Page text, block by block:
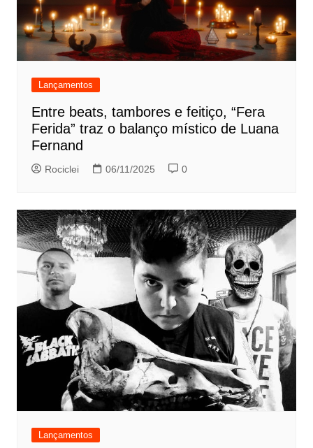
Lançamentos
Entre beats, tambores e feitiço, “Fera
Ferida” traz o balanço místico de Luana
Fernand
Rociclei 06/11/2025 0
Lançamentos